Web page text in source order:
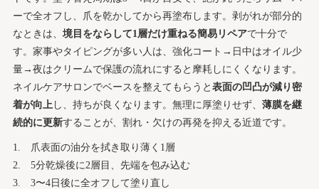
ーで全オフし、爪を乾かしてから再塗布します。剥がれが部分的
なときは、 境目をならして1層だけ重ねる簡易リペアで十分で
す。家事やタイピングが多い人は、強化コート→日中はオイル少
量→夜はクリームで保護の流れにすると摩耗しにくくなります。
ネイルケアサロンでベースを整えてもらうと 表面の凹凸が減り密
着が向上し、持ちが良くなります。無理に厚塗りせず、 薄膜を継
続的に更新することが、割れ・欠けの再発を抑える近道です。
爪表面の油分を拭き取り薄く1層
5分乾燥後に2層目、先端を包み込む
3〜4日後に全オフして塗り直し